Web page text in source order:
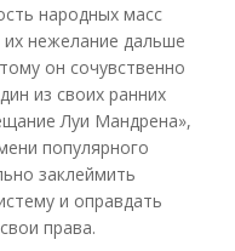
народных масс
нежелание дальше
он сочувственно
из своих ранних
Луи Мандрена»,
популярного
заклеймить
и оправдать
права.